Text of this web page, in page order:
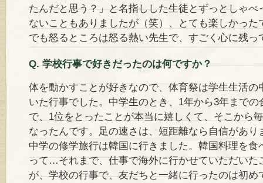
たんだと思う？」と名指しした生徒とずっとしゃべ
ないこともありましたが（笑）、とても楽しかった
でも怒るところは怒る熱い先生で、すごく心に残っ
Q. 学校行事で好きだったのは何ですか？
体を動かすことが好きなので、体育祭は学生生活の
いた行事でした。中学生のとき、1年から3年まで
で、1位をとったことが本当に嬉しくて、そこから
なったんです。足の速さは、短距離なら自信があり
中学の修学旅行は韓国に行きました。韓国料理を食
って…それまで、仕事で海外に行かせていただいた
が、学校の行事で、友だちと一緒に行ったのは初め